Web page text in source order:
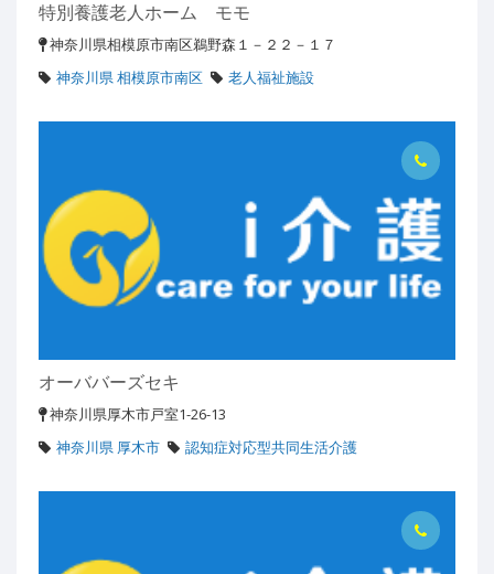
特別養護老人ホーム モモ
神奈川県相模原市南区鵜野森１－２２－１７
神奈川県 相模原市南区
老人福祉施設
オーババーズセキ
神奈川県厚木市戸室1-26-13
神奈川県 厚木市
認知症対応型共同生活介護